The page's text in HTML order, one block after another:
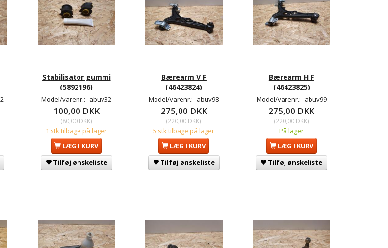
Stabilisator gummi
(5892196)
Model/varenr.: abuv32
100,00 DKK
(80,00 DKK)
1 stk tilbage på lager
LÆG I KURV
Tilføj ønskeliste
Bærearm V F
(46423824)
Model/varenr.: abuv98
275,00 DKK
(220,00 DKK)
5 stk tilbage på lager
LÆG I KURV
Tilføj ønskeliste
Bærearm H F
(46423825)
Model/varenr.: abuv99
275,00 DKK
(220,00 DKK)
På lager
LÆG I KURV
Tilføj ønskeliste